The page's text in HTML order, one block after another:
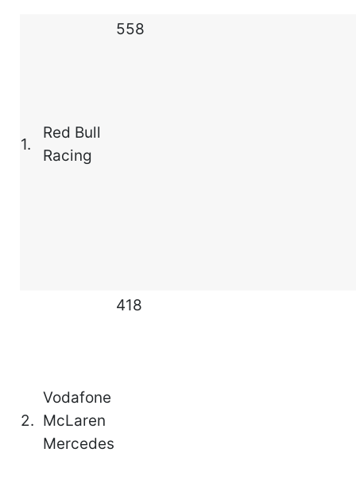
1.
Red Bull
Racing
558
2.
Vodafone
McLaren
Mercedes
418